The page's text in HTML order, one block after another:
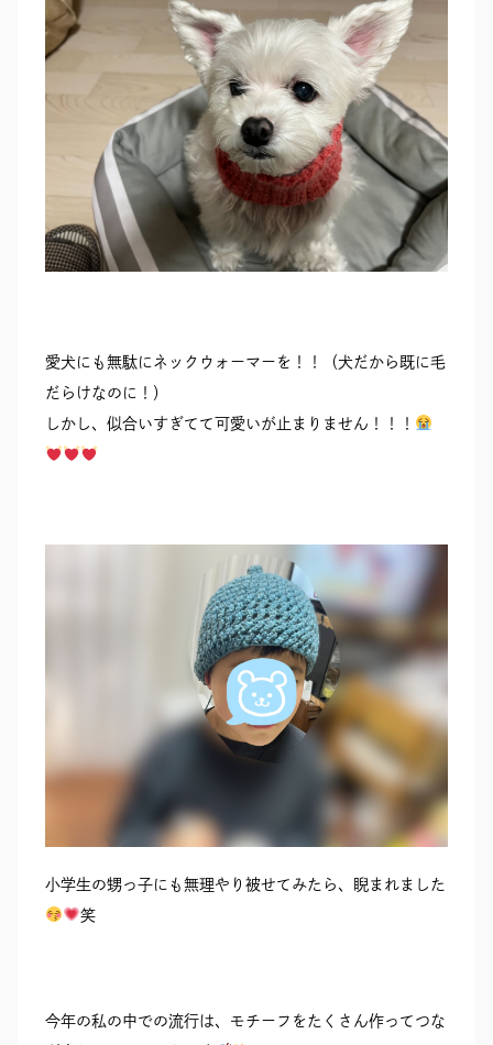
愛犬にも無駄にネックウォーマーを！！（犬だから既に毛
だらけなのに！）
しかし、似合いすぎてて可愛いが止まりません！！！
小学生の甥っ子にも無理やり被せてみたら、睨まれました
笑
今年の私の中での流行は、モチーフをたくさん作ってつな